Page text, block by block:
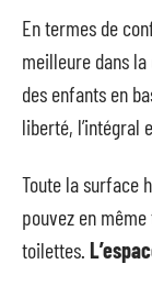
En termes de
meilleure dans
des enfants en
liberté, l’intégral
Toute la surface
pouvez en
toilettes.